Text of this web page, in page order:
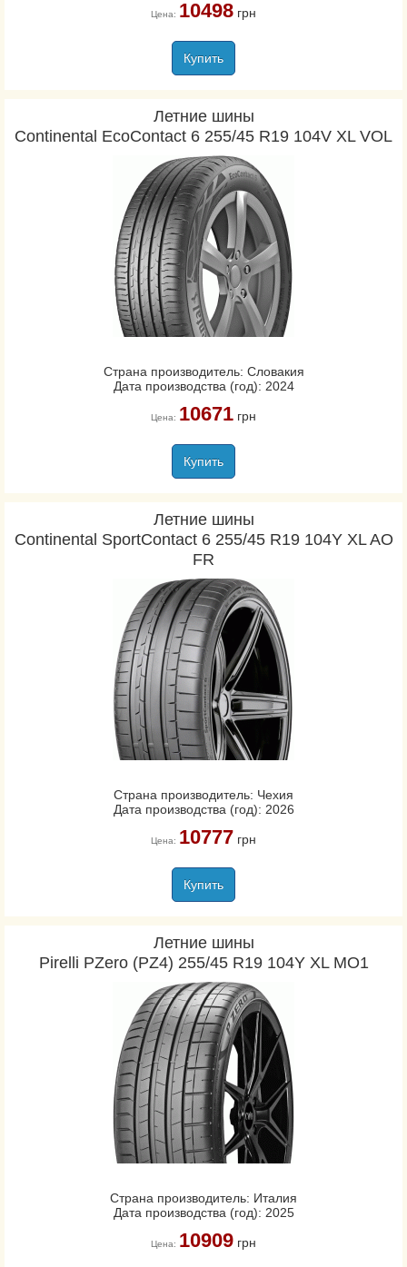
Цена: 10498грн
Купить
Летние шины
Continental EcoContact 6 255/45 R19 104V XL VOL
Страна производитель: Словакия
Дата производства (год): 2024
Цена: 10671грн
Купить
Летние шины
Continental SportContact 6 255/45 R19 104Y XL AO
FR
Страна производитель: Чехия
Дата производства (год): 2026
Цена: 10777грн
Купить
Летние шины
Pirelli PZero (PZ4) 255/45 R19 104Y XL MO1
Страна производитель: Италия
Дата производства (год): 2025
Цена: 10909грн